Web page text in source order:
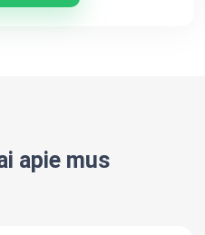
apie mus